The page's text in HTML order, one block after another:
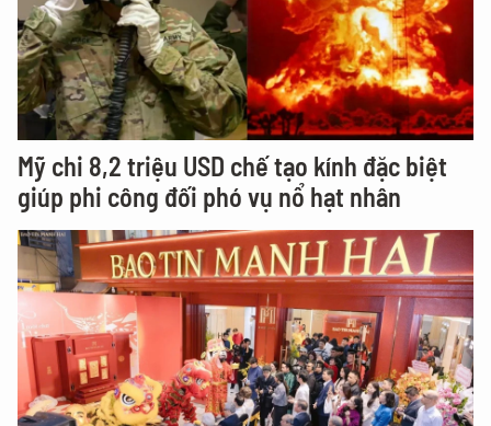
Mỹ chi 8,2 triệu USD chế tạo kính đặc biệt
giúp phi công đối phó vụ nổ hạt nhân